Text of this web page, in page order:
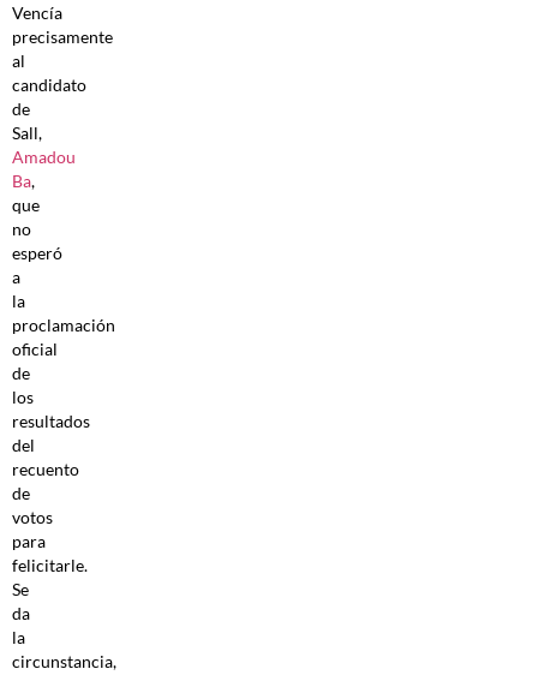
Vencía
precisamente
al
candidato
de
Sall,
Amadou
Ba,
que
no
esperó
a
la
proclamación
oficial
de
los
resultados
del
recuento
de
votos
para
felicitarle.
Se
da
la
circunstancia,